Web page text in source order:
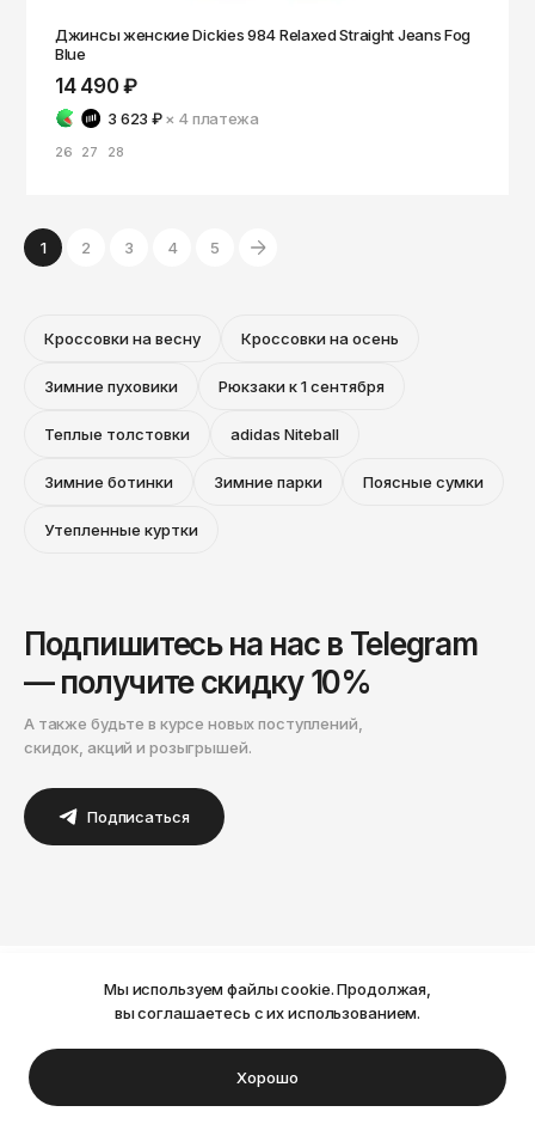
Джинсы женские Dickies 984 Relaxed Straight Jeans Fog
Blue
14 490 ₽
3 623 ₽ × 4платежа
26 27 28
1 2 3 4 5
Кроссовки на весну Кроссовки на осень
Зимние пуховики Рюкзаки к 1 сентября
Теплые толстовки adidas Niteball
Зимние ботинки Зимние парки Поясные сумки
Утепленные куртки
Подпишитесь на нас в Telegram
— получите скидку 10%
А также будьте в курсе новых поступлений,
скидок, акций и розыгрышей.
Подписаться
Каталог
Мужское(1710)
Женское
Ваш город Пермь?
Мы используем файлы cookie. Продолжая,
вы соглашаетесь с их использованием.
Хорошо